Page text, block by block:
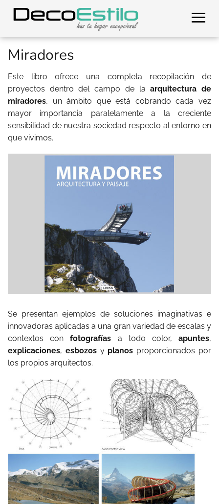
Miradores
Este libro ofrece una completa recopilación de
proyectos dentro del campo de laarquitectura de
miradores, un ámbito que está cobrando cada vez
mayor importancia paralelamente a la creciente
sensibilidad de nuestra sociedad respecto al entorno en
que vivimos.
Se presentan ejemplos de so­luciones imaginativas e
innovadoras aplicadas a una gran variedad de escalas y
contextos confotografías a todo color,apuntes,
explicaciones, esbozos y planos proporcionados por
los propios arquitectos.